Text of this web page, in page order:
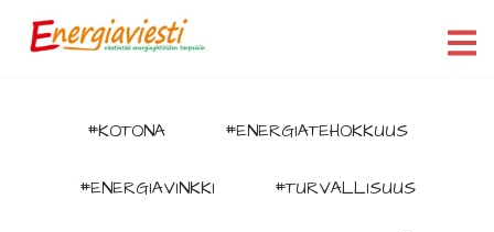
#KOTONA #ENERGIATEHOKKUUS
#ENERGIAVINKKI #TURVALLISUUS